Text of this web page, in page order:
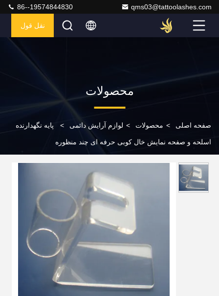
qms03@tattoolashes.com
86--19574844830
نقل قول
محصولات
صفحه اصلی > محصولات > لوازم آرایش دائمی > پایه نگهدارنده
اسلحه و صفحه نمایش خال کوبی حرفه ای چند منظوره